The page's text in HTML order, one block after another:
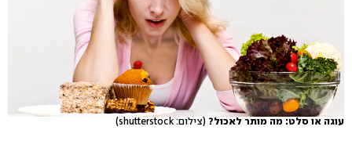
עוגה או סלט: מה מותר לאכול? (צילום: shutterstock)